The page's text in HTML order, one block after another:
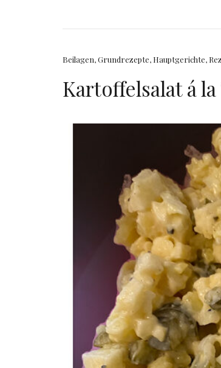
Beilagen,Grundrezepte, Hauptgerichte,
Kartoffelsalat á